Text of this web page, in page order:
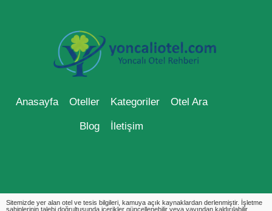
Anasayfa Oteller Kategoriler Otel Ara
Blog İletişim
Sitemizde yer alan otel ve tesis bilgileri, kamuya açık kaynaklardan derlenmiştir. İşletme
sahiplerinin talebi doğrultusunda içerikler güncellenebilir veya yayından kaldırılabilir.